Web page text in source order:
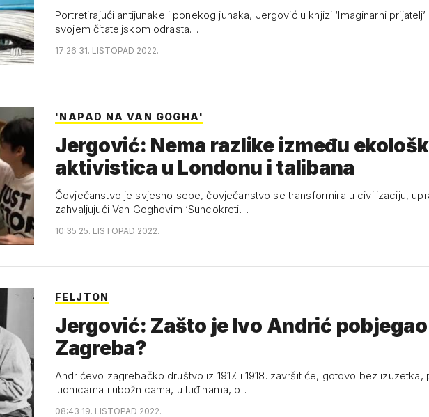
Portretirajući antijunake i ponekog junaka, Jergović u knjizi ‘Imaginarni
svojem čitateljskom odrasta…
17:26 31. LISTOPAD 2022.
'NAPAD NA VAN GOGHA'
Jergović: Nema razlike između
aktivistica u Londonu i talibana
Čovječanstvo je svjesno sebe, čovječanstvo se transformira u civilizaciju,
zahvaljujući Van Goghovim ‘Suncokreti…
10:35 25. LISTOPAD 2022.
FELJTON
Jergović: Zašto je Ivo Andrić
Zagreba?
Andrićevo zagrebačko društvo iz 1917. i 1918. završit će, gotovo bez izuzetka,
ludnicama i ubožnicama, u tuđinama, o…
08:43 19. LISTOPAD 2022.